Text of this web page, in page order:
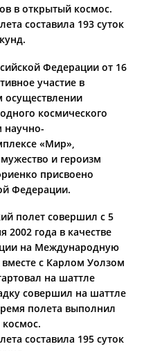
в открытый космос.
составила 193 суток
Федерации от 16
участие в
осуществлении
космического
научно­
«Мир»,
и героизм
присвоено
Федерации.
полет совершил с 5
2002 года в качестве
на Международную
с Карлом Уолзом
на шаттле
совершил на шаттле
полета выполнил
составила 195 суток